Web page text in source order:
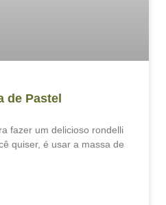
de Pastel
fazer um delicioso rondelli
quiser, é usar a massa de